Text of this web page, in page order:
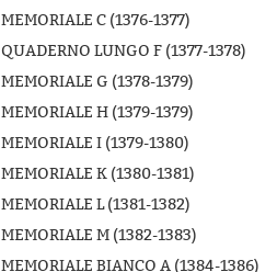
MEMORIALE C (1376-1377)
QUADERNO LUNGO F (1377-1378)
MEMORIALE G (1378-1379)
MEMORIALE H (1379-1379)
MEMORIALE I (1379-1380)
MEMORIALE K (1380-1381)
MEMORIALE L (1381-1382)
MEMORIALE M (1382-1383)
MEMORIALE BIANCO A (1384-1386)